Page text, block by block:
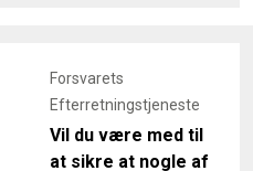
Forsvarets
Efterretningstjeneste
Vil du være med til
at sikre at nogle af